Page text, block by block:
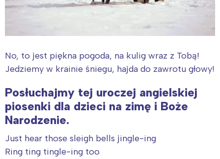
No, to jest piękna pogoda, na kulig wraz z Tobą!
Jedziemy w krainie śniegu, hajda do zawrotu głowy!
Posłuchajmy tej uroczej angielskiej
piosenki dla dzieci na zimę i Boże
Narodzenie.
Just hear those sleigh bells jingle-ing
Ring ting tingle-ing too